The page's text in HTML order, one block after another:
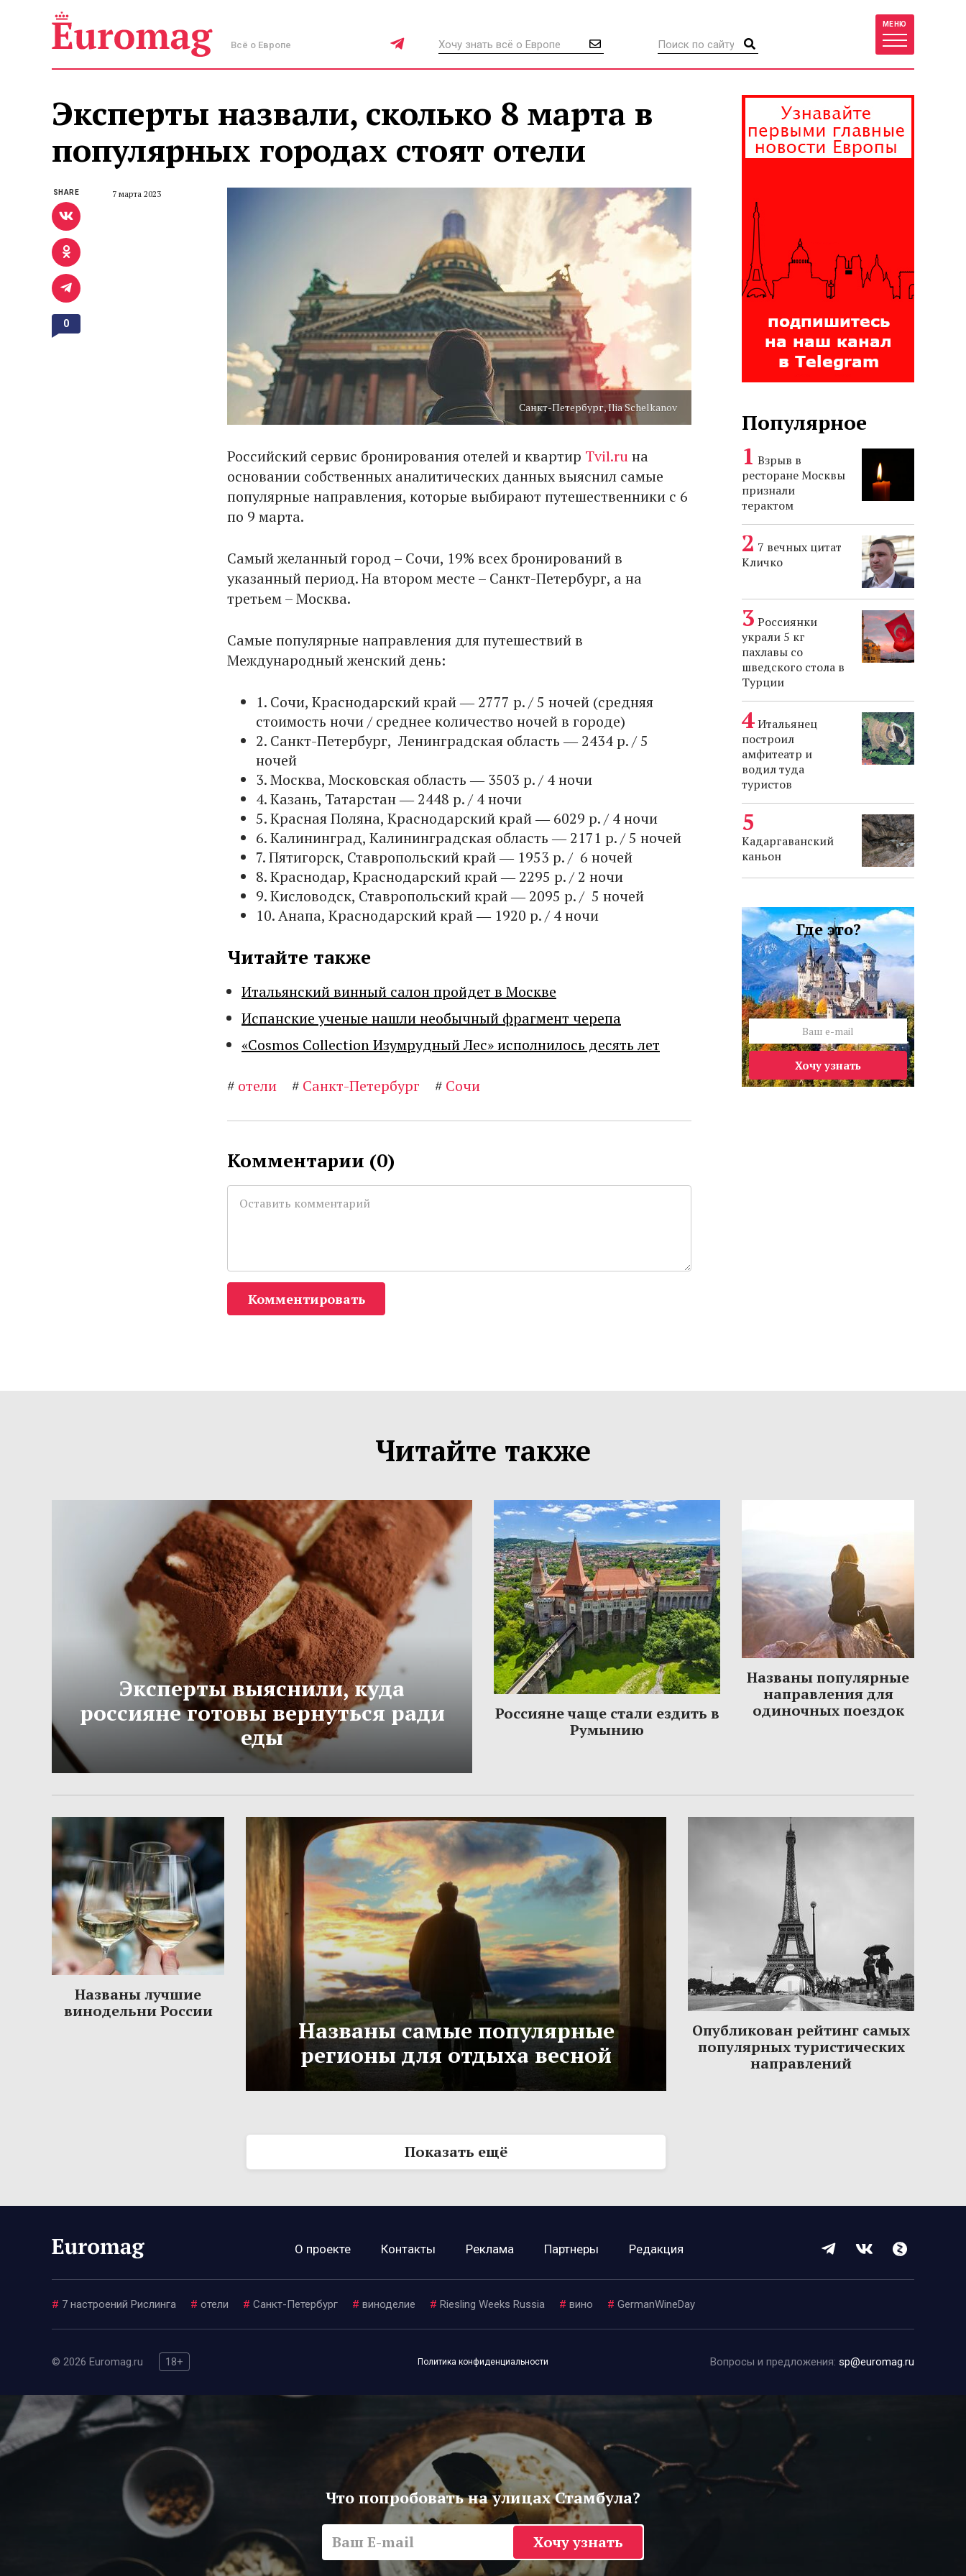
Всё о Европе
МЕНЮ
Эксперты назвали, сколько 8 марта в
популярных городах стоят отели
7 марта 2023
Санкт-Петербург, Ilia Schelkanov
Российский сервис бронирования отелей и квартир Tvil.ruна
основании собственных аналитических данных выяснил самые
популярные направления, которые выбирают путешественники с 6
по 9 марта.
Самый желанный город – Сочи, 19% всех бронирований в
указанный период. На втором месте – Санкт-Петербург, а на
третьем – Москва.
Самые популярные направления для путешествий в
Международный женский день:
1. Сочи, Краснодарский край ― 2777 р. / 5 ночей (средняя
стоимость ночи / среднее количество ночей в городе)
2. Санкт-Петербург, Ленинградская область ― 2434 р. / 5
ночей
3. Москва, Московская область ― 3503 р. / 4 ночи
4. Казань, Татарстан ― 2448 р. / 4 ночи
5. Красная Поляна, Краснодарский край ― 6029 р. / 4 ночи
6. Калининград, Калининградская область ― 2171 р. / 5 ночей
7. Пятигорск, Ставропольский край ― 1953 р. / 6 ночей
8. Краснодар, Краснодарский край ― 2295 р. / 2 ночи
9. Кисловодск, Ставропольский край ― 2095 р. / 5 ночей
10. Анапа, Краснодарский край ― 1920 р. / 4 ночи
Читайте также
Итальянский винный салон пройдет в Москве
Испанские ученые нашли необычный фрагмент черепа
«Cosmos Collection Изумрудный Лес» исполнилось десять лет
# отели # Санкт-Петербург # Сочи
SHARE
0
Комментарии (0)
Комментировать
Популярное
Взрыв в
ресторане Москвы
признали
терактом
7 вечных цитат
Кличко
Россиянки
украли 5 кг
пахлавы со
шведского стола в
Турции
Итальянец
построил
амфитеатр и
водил туда
туристов
Кадаргаванский
каньон
Где это?
Хочу узнать
Читайте также
Эксперты выяснили, куда
россияне готовы вернуться ради
еды
Россияне чаще стали ездить в
Румынию
Названы популярные
направления для
одиночных поездок
Названы лучшие
винодельни России
Названы самые популярные
регионы для отдыха весной
Опубликован рейтинг самых
популярных туристических
направлений
Показать ещё
О проекте Контакты Реклама Партнеры Редакция
# 7 настроений Рислинга # отели # Санкт-Петербург # виноделие # Riesling Weeks Russia # вино # GermanWineDay
© 2026 Euromag.ru 18+ Политика конфиденциальности Вопросы и предложения: sp@euromag.ru
Что попробовать на улицах Стамбула?
Хочу узнать